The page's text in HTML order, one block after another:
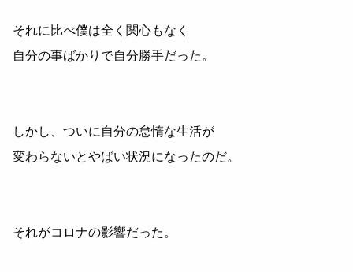
それに比べ僕は全く関心もなく
自分の事ばかりで自分勝手だった。
しかし、ついに自分の怠惰な生活が
変わらないとやばい状況になったのだ。
それがコロナの影響だった。